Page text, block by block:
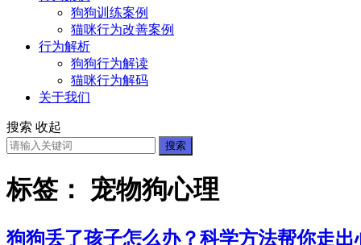
狗狗训练案例
猫咪行为改善案例
行为解析
狗狗行为解读
猫咪行为解码
关于我们
搜索 收起
搜索
标签： 宠物狗心理
狗狗丢了孩子怎么办？科学方法帮你走出